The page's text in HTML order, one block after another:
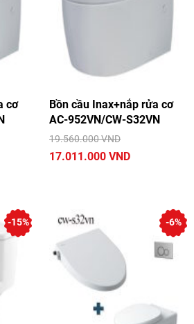
cơ
Bồn cầu Inax+nắp rửa cơ
AC-952VN/CW-S32VN
19.560.000 VND
17.011.000 VND
-15% -6%